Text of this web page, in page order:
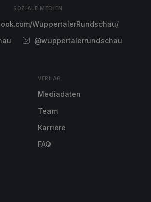
SOZIALE MEDIEN
WuppertalerRundschau/
@wuppertalerrundschau
VERLAG
Mediadaten
Team
Karriere
FAQ